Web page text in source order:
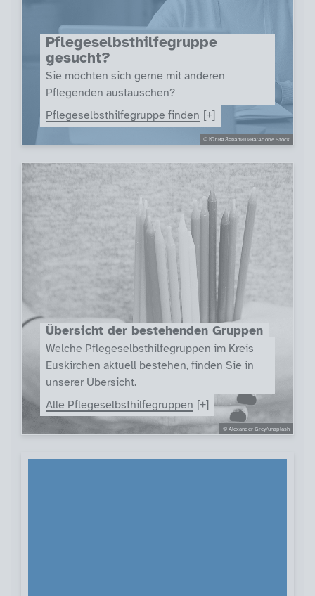
© Юлия Завалишина/Adobe Stock
Pflegeselbsthilfegruppe
gesucht?
Sie möchten sich gerne mit anderen
Pflegenden austauschen?
Pflegeselbsthilfegruppe finden
© Alexander Grey/unsplash
Übersicht der bestehenden Gruppen
Welche Pflegeselbsthilfegruppen im Kreis
Euskirchen aktuell bestehen, finden Sie in
unserer Übersicht.
Alle Pflegeselbsthilfegruppen